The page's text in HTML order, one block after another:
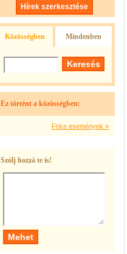
Hírek szerkesztése
Közösségben Mindenben
Ez történt a közösségben:
Friss események »
Szólj hozzá te is!